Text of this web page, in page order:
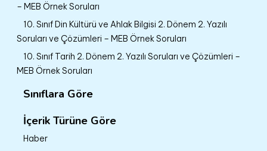
– MEB Örnek Soruları
10. Sınıf Din Kültürü ve Ahlak Bilgisi 2. Dönem 2. Yazılı
Soruları ve Çözümleri – MEB Örnek Soruları
10. Sınıf Tarih 2. Dönem 2. Yazılı Soruları ve Çözümleri –
MEB Örnek Soruları
Sınıflara Göre
İçerik Türüne Göre
Haber